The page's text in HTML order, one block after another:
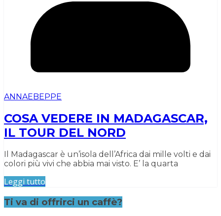
ANNAEBEPPE
COSA VEDERE IN MADAGASCAR,
IL TOUR DEL NORD
Il Madagascar è un’isola dell’Africa dai mille volti e dai
colori più vivi che abbia mai visto. E’ la quarta
Leggi tutto
Ti va di offrirci un caffè?